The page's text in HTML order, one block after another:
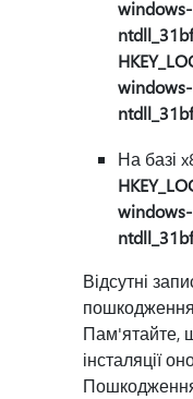
windows-
windows-
На базі
windows-
Відсутні
Пам'ятайте,
інсталяції